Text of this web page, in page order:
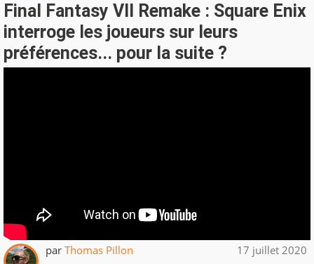
Final Fantasy VII Remake : Square Enix
interroge les joueurs sur leurs
préférences... pour la suite ?
par Thomas Pillon 17 juillet 2020